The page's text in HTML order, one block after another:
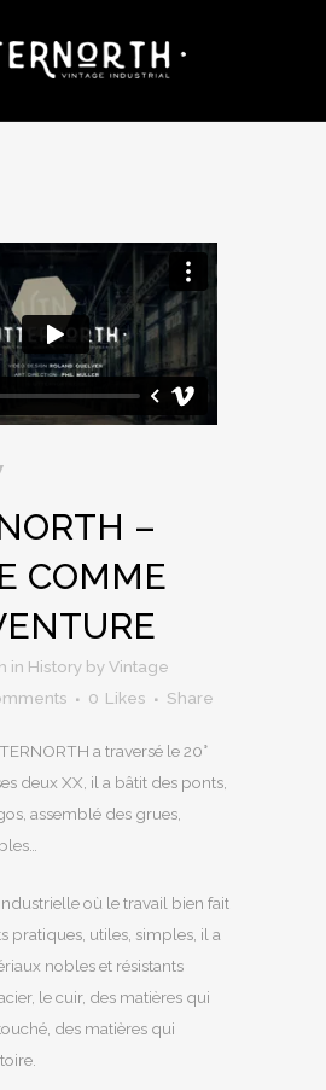
–
COMME
in History byVintage
0 Likes Share
a traversé le 20°
deux XX, il a bâtit des ponts,
assemblé des grues,
où le travail bien fait
pratiques, utiles, simples, il a
nobles et résistants
le cuir, des matières qui
des matières qui